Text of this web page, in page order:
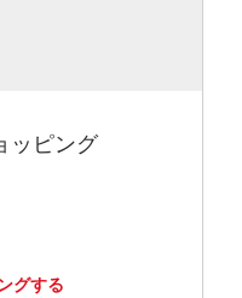
ッピング
グする